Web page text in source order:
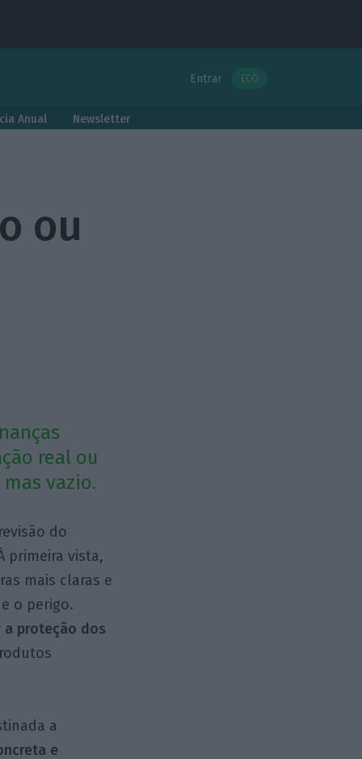
Entrar ECO
Anual Newsletter
ou
real ou
vazio.
do
primeira vista,
mais claras e
o perigo.
a proteção dos
a
e